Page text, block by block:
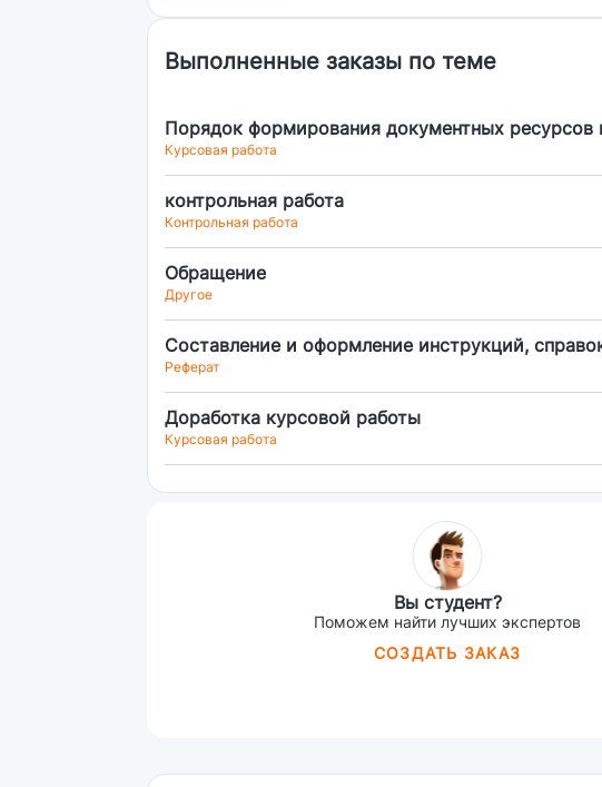
Выполненные заказы по теме
Порядок формирования документных ресурсов
Курсовая работа
контрольная работа
Контрольная работа
Обращение
Другое
Составление и оформление инструкций,
Реферат
Доработка курсовой работы
Курсовая работа
Вы студент?
Поможем найти лучших экспертов
СОЗДАТЬ ЗАКАЗ